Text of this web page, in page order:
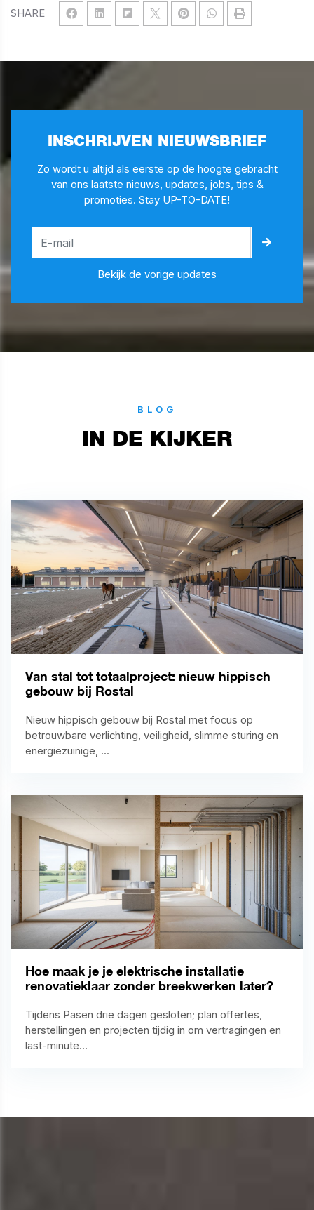
SHARE
INSCHRIJVEN NIEUWSBRIEF
Zo wordt u altijd als eerste op de hoogte gebracht
van ons laatste nieuws, updates, jobs, tips &
promoties. Stay UP-TO-DATE!
Bekijk de vorige updates
BLOG
IN DE KIJKER
Van stal tot totaalproject: nieuw hippisch
gebouw bij Rostal
Nieuw hippisch gebouw bij Rostal met focus op
betrouwbare verlichting, veiligheid, slimme sturing en
energiezuinige, ...
Hoe maak je je elektrische installatie
renovatieklaar zonder breekwerken later?
Tijdens Pasen drie dagen gesloten; plan offertes,
herstellingen en projecten tijdig in om vertragingen en
last-minute...